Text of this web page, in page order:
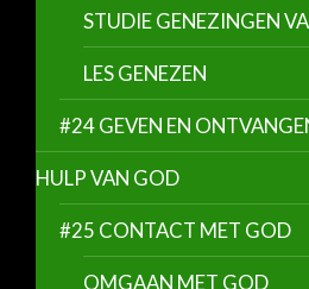
STUDIE GENEZINGEN
LES GENEZEN
#24 GEVEN EN
HULP VAN GOD
#25 CONTACT MET GOD
OMGAAN MET GOD